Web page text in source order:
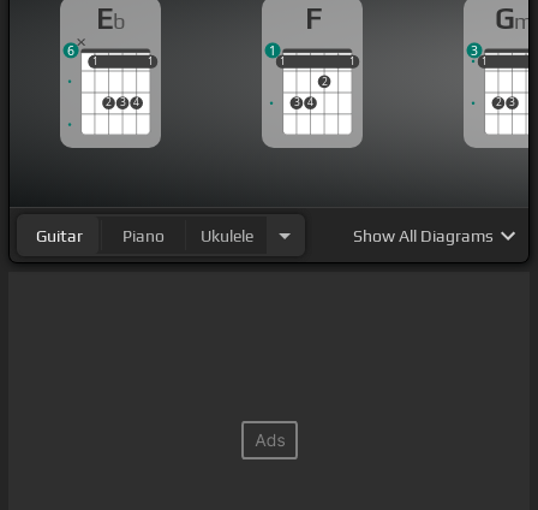
Eb
1
2 3 4
1
1 1
6
F
1
3 4
2
1
1 1
1
Gm
1
2 3
1
3
Guitar Piano Ukulele ShowAll Diagrams